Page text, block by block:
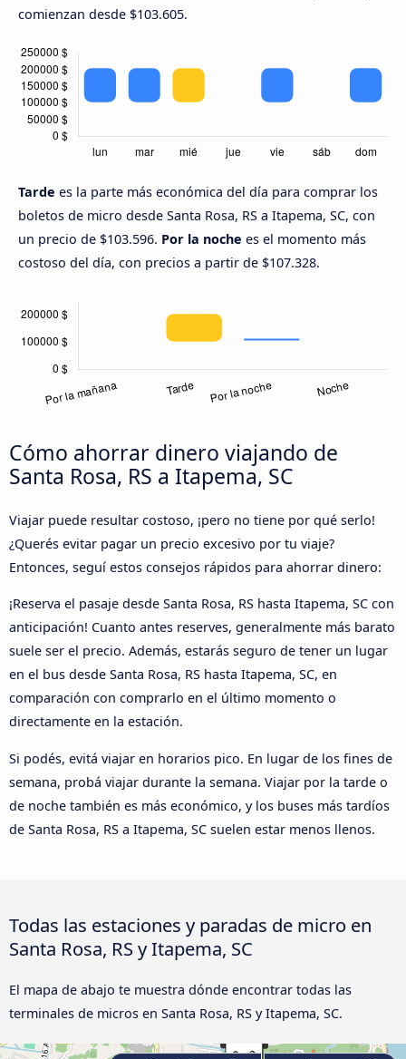
comienzan desde $103.605.
Tarde es la parte más económica del día para comprar los
boletos de micro desde Santa Rosa, RS a Itapema, SC, con
un precio de $103.596. Por la noche es el momento más
costoso del día, con precios a partir de $107.328.
Cómo ahorrar dinero viajando de
Santa Rosa, RS a Itapema, SC
Viajar puede resultar costoso, ¡pero no tiene por qué serlo!
¿Querés evitar pagar un precio excesivo por tu viaje?
Entonces, seguí estos consejos rápidos para ahorrar dinero:
¡Reserva el pasaje desde Santa Rosa, RS hasta Itapema, SC con
anticipación! Cuanto antes reserves, generalmente más barato
suele ser el precio. Además, estarás seguro de tener un lugar
en el bus desde Santa Rosa, RS hasta Itapema, SC, en
comparación con comprarlo en el último momento o
directamente en la estación.
Si podés, evitá viajar en horarios pico. En lugar de los fines de
semana, probá viajar durante la semana. Viajar por la tarde o
de noche también es más económico, y los buses más tardíos
de Santa Rosa, RS a Itapema, SC suelen estar menos llenos.
Todas las estaciones y paradas de micro en
Santa Rosa, RS y Itapema, SC
El mapa de abajo te muestra dónde encontrar todas las
terminales de micros en Santa Rosa, RS y Itapema, SC.